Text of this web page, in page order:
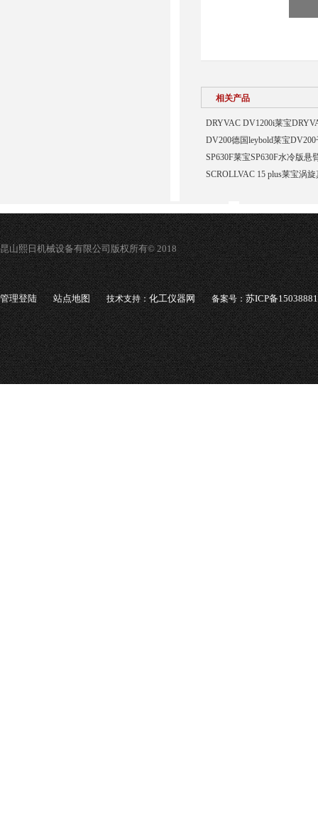
相关产品
DRYVAC DV1200i莱宝
DV200德国leybold莱宝
SP630F莱宝SP630F水冷版悬
SCROLLVAC 15 plus莱宝涡
昆山熙日机械设备有限公司版权所有© 2018
管理登陆 站点地图 技术支持：化工仪器网 备案号：苏ICP备